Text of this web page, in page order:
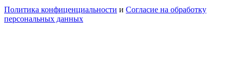
Политика конфиценциальности и Согласие на обработку
персональных данных